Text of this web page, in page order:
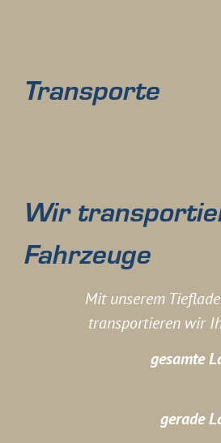
Transporte
Wir
Fahrzeuge
Mit unserem
transportieren wir
gesamte
gerade